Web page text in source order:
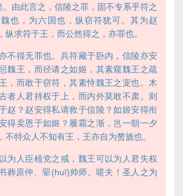
由此言之，信陵之罪，固不专系乎符之
也，为六国也，纵窃符犹可。其为赵
纵求符于王，而公然得之，亦罪也。
得无罪也。兵符藏于卧内，信陵亦安
魏王，而径请之如姬，其素窥魏王之疏
，而敢于窃符，其素恃魏王之宠也。木
者人君持权于上，而内外莫敢不肃。则
赵？赵安得私请救于信陵？如姬安得衔
得卖恩于如姬？履霜之渐，岂一朝一夕
不特众人不知有王，王亦自为赘旒也。
人臣植党之戒，魏王可以为人君失权
葬原仲、翚(huī)帅师。嗟夫！圣人之为